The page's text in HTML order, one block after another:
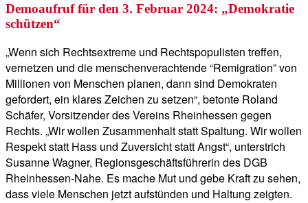
Demoaufruf für den 3. Februar 2024: „Demokratie
schützen“
„Wenn sich Rechtsextreme und Rechtspopulisten treffen,
vernetzen und die menschenverachtende “Remigration” von
Millionen von Menschen planen, dann sind Demokraten
gefordert, ein klares Zeichen zu setzen“, betonte Roland
Schäfer, Vorsitzender des Vereins Rheinhessen gegen
Rechts. „Wir wollen Zusammenhalt statt Spaltung. Wir wollen
Respekt statt Hass und Zuversicht statt Angst“, unterstrich
Susanne Wagner, Regionsgeschäftsführerin des DGB
Rheinhessen-Nahe. Es mache Mut und gebe Kraft zu sehen,
dass viele Menschen jetzt aufstünden und Haltung zeigten.